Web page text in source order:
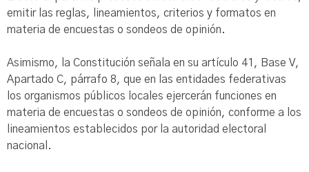
emitir las reglas, lineamientos, criterios y formatos en
materia de encuestas o sondeos de opinión.
Asimismo, la Constitución señala en su artículo 41, Base V,
Apartado C, párrafo 8, que en las entidades federativas
los organismos públicos locales ejercerán funciones en
materia de encuestas o sondeos de opinión, conforme a los
lineamientos establecidos por la autoridad electoral
nacional.